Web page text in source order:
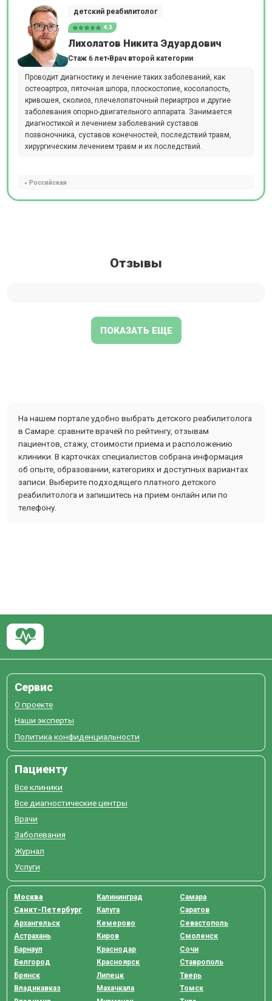
детский реабилитолог
4.3
Лихолатов Никита Эдуардович
Стаж 6 лет Врач второй категории
Проводит диагностику и лечение таких заболеваний, как
остеоартроз, пяточная шпора, плоскостопие, косолапость,
кривошея, сколиоз, плечелопаточный периартроз и другие
заболевания опорно-двигательного аппарата. Занимается
диагностикой и лечением заболеваний суставов
позвоночника, суставов конечностей, последствий травм,
хирургическим лечением травм и их последствий.
Российская
Отзывы
ПОКАЗАТЬ ЕЩЕ
На нашем портале удобно выбрать детского реабилитолога
в Самаре: сравните врачей по рейтингу, отзывам
пациентов, стажу, стоимости приема и расположению
клиники. В карточках специалистов собрана информация
об опыте, образовании, категориях и доступных вариантах
записи. Выберите подходящего платного детского
реабилитолога и запишитесь на прием онлайн или по
телефону.
Сервис
О проекте
Наши эксперты
Политика конфиденциальности
Пациенту
Все клиники
Все диагностические центры
Врачи
Заболевания
Журнал
Услуги
Москва
Санкт-Петербург
Архангельск
Астрахань
Барнаул
Белгород
Брянск
Владикавказ
Калининград
Калуга
Кемерово
Киров
Краснодар
Красноярск
Липецк
Махачкала
Самара
Саратов
Севастополь
Смоленск
Сочи
Ставрополь
Тверь
Томск